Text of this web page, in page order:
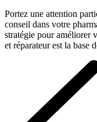
Portez une attention
conseil dans votre
stratégie pour améliorer
et réparateur est la base